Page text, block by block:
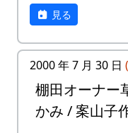
申込み期日 :
申込み・問い
多可町
TEL
2730
mail :
休館日 :
内容
⽯積みの保全に
⾦⼦⽒にお越しい
ョップを通じて
す。
見る
2000 年 7 月 30 日
棚田オーナー
かみ / 案山子